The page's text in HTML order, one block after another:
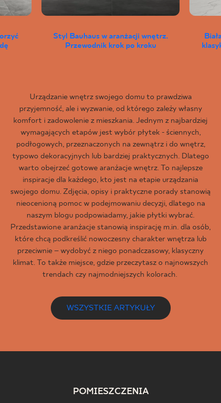
Styl Bauhaus w aranżacji wnętrz.
Przewodnik krok po kroku
Urządzanie wnętrz swojego domu to prawdziwa
przyjemność, ale i wyzwanie, od którego zależy własny
komfort i zadowolenie z mieszkania. Jednym z najbardziej
wymagających etapów jest wybór płytek - ściennych,
podłogowych, przeznaczonych na zewnątrz i do wnętrz,
typowo dekoracyjnych lub bardziej praktycznych. Dlatego
warto obejrzeć gotowe aranżacje wnętrz. To najlepsze
inspiracje dla każdego, kto jest na etapie urządzania
swojego domu. Zdjęcia, opisy i praktyczne porady stanowią
nieocenioną pomoc w podejmowaniu decyzji, dlatego na
naszym blogu podpowiadamy, jakie płytki wybrać.
Przedstawione aranżacje stanowią inspirację m.in. dla osób,
które chcą podkreślić nowoczesny charakter wnętrza lub
przeciwnie – wydobyć z niego ponadczasowy, klasyczny
klimat. To także miejsce, gdzie przeczytasz o najnowszych
trendach czy najmodniejszych kolorach.
WSZYSTKIE ARTYKUŁY
POMIESZCZENIA